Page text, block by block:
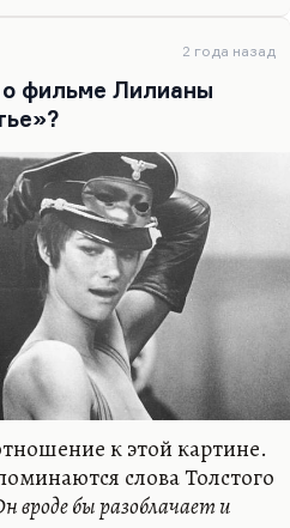
2 года назад
фильме Лилианы
к этой картине.
слова Толстого
вроде бы разоблачает и